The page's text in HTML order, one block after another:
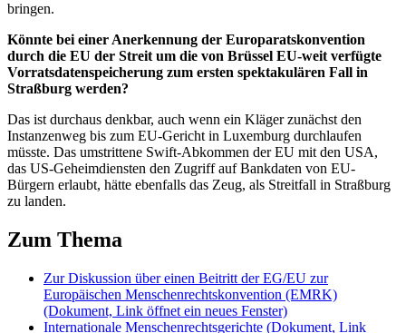
bringen.
Könnte bei einer Anerkennung der Europaratskonvention
durch die EU der Streit um die von Brüssel EU-weit verfügte
Vorratsdatenspeicherung zum ersten spektakulären Fall in
Straßburg werden?
Das ist durchaus denkbar, auch wenn ein Kläger zunächst den
Instanzenweg bis zum EU-Gericht in Luxemburg durchlaufen
müsste. Das umstrittene Swift-Abkommen der EU mit den USA,
das US-Geheimdiensten den Zugriff auf Bankdaten von EU-
Bürgern erlaubt, hätte ebenfalls das Zeug, als Streitfall in Straßburg
zu landen.
Zum Thema
Zur Diskussion über einen Beitritt der EG/EU zur
Europäischen Menschenrechtskonvention (EMRK)
(Dokument, Link öffnet ein neues Fenster)
Internationale Menschenrechtsgerichte (Dokument, Link